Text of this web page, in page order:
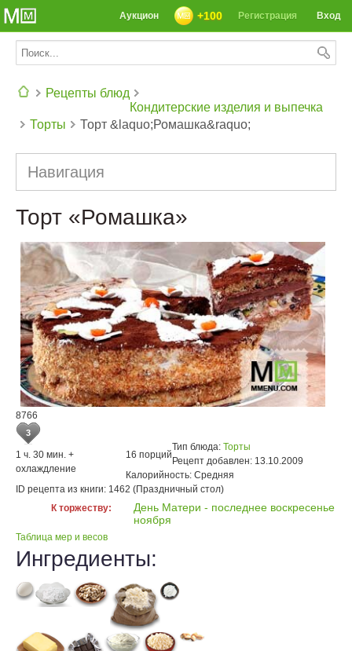
СЕГОДНЯ: 39142 РЕЦЕПТА
Вход
Регистрация
+100
Аукцион
Рецепты блюд
Кондитерские изделия и выпечка
Торты
Торт &laquo;Ромашка&raquo;
Навигация
Торт «Ромашка»
8766
3
1 ч. 30 мин. +
охлаждление
16 порций
Тип блюда: Торты
Рецепт добавлен: 13.10.2009
Калорийность: Средняя
ID рецепта из книги: 1462 (Праздничный стол)
К торжеству:
День Матери - последнее воскресенье
ноября
Таблица мер и весов
Ингредиенты: